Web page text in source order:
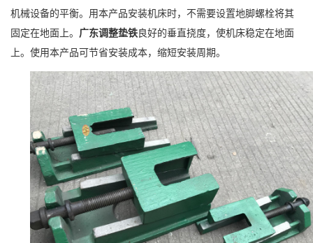
机械设备的平衡。用本产品安装机床时，不需要设置地脚螺栓将其
固定在地面上。 广东调整垫铁良好的垂直挠度，使机床稳定在地面
上。使用本产品可节省安装成本，缩短安装周期。